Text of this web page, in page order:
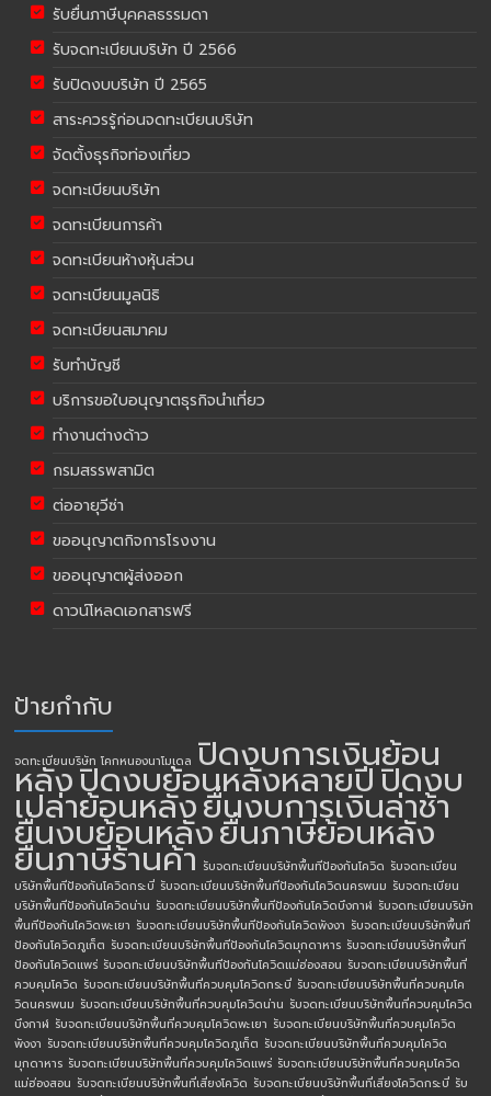
รับยื่นภาษีบุคคลธรรมดา
รับจดทะเบียนบริษัท ปี 2566
รับปิดงบบริษัท ปี 2565
สาระควรรู้ก่อนจดทะเบียนบริษัท
จัดตั้งธุรกิจท่องเที่ยว
จดทะเบียนบริษัท
จดทะเบียนการค้า
จดทะเบียนห้างหุ้นส่วน
จดทะเบียนมูลนิธิ
จดทะเบียนสมาคม
รับทำบัญชี
บริการขอใบอนุญาตธุรกิจนำเที่ยว
ทำงานต่างด้าว
กรมสรรพสามิต
ต่ออายุวีซ่า
ขออนุญาตกิจการโรงงาน
ขออนุญาตผู้ส่งออก
ดาวน์โหลดเอกสารฟรี
ป้ายกำกับ
จดทะเบียนบริษัท โคกหนองนาโมเดล ปิดงบการเงินย้อน
หลังปิดงบย้อนหลังหลายปีปิดงบ
เปล่าย้อนหลังยื่นงบการเงินล่าช้า
ยื่นงบย้อนหลังยื่นภาษีย้อนหลัง
ยื่นภาษีร้านค้า รับจดทะเบียนบริษัทพื้นทีป้องกันโควิด รับจดทะเบียน
บริษัทพื้นทีป้องกันโควิดกระบี่ รับจดทะเบียนบริษัทพื้นทีป้องกันโควิดนครพนม รับจดทะเบียน
บริษัทพื้นทีป้องกันโควิดน่าน รับจดทะเบียนบริษัทพื้นทีป้องกันโควิดบึงกาฬ รับจดทะเบียนบริษัท
พื้นทีป้องกันโควิดพะเยา รับจดทะเบียนบริษัทพื้นทีป้องกันโควิดพังงา รับจดทะเบียนบริษัทพื้นที
ป้องกันโควิดภูเก็ต รับจดทะเบียนบริษัทพื้นทีป้องกันโควิดมุกดาหาร รับจดทะเบียนบริษัทพื้นที
ป้องกันโควิดแพร่ รับจดทะเบียนบริษัทพื้นทีป้องกันโควิดแม่ฮ่องสอน รับจดทะเบียนบริษัทพื้นที่
ควบคุมโควิด รับจดทะเบียนบริษัทพื้นที่ควบคุมโควิดกระบี่ รับจดทะเบียนบริษัทพื้นที่ควบคุมโค
วิดนครพนม รับจดทะเบียนบริษัทพื้นที่ควบคุมโควิดน่าน รับจดทะเบียนบริษัทพื้นที่ควบคุมโควิด
บึงกาฬ รับจดทะเบียนบริษัทพื้นที่ควบคุมโควิดพะเยา รับจดทะเบียนบริษัทพื้นที่ควบคุมโควิด
พังงา รับจดทะเบียนบริษัทพื้นที่ควบคุมโควิดภูเก็ต รับจดทะเบียนบริษัทพื้นที่ควบคุมโควิด
มุกดาหาร รับจดทะเบียนบริษัทพื้นที่ควบคุมโควิดแพร่ รับจดทะเบียนบริษัทพื้นที่ควบคุมโควิด
แม่ฮ่องสอน รับจดทะเบียนบริษัทพื้นที่เสี่ยงโควิด รับจดทะเบียนบริษัทพื้นที่เสี่ยงโควิดกระบี่ รับ